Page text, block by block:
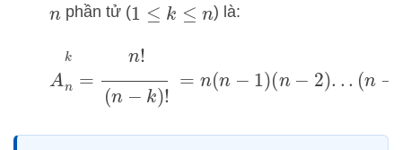
nphần tử (1 ≤k ≤n ) là:
A (n−